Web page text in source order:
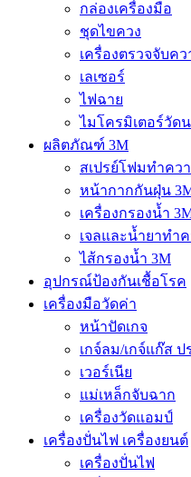
กล่องเครื่องมือ
ชุดไขควง
เครื่องตรวจจับค
เลเซอร์
ไฟฉาย
ไมโครมิเตอร์วัด
ผลิตภัณฑ์ 3M
สเปรย์โฟมทำคว
หน้ากากกันฝุ่น
เครื่องกรองน้ำ
เจลและน้ำยาทำ
ไส้กรองน้ำ 3M
อุปกรณ์ป้องกันเชื้อโรค
เครื่องมือวัดค่า
หน้าปัดเกจ
เกจ์ลม/เกจ์แก๊ส ป
เวอร์เนีย
แม่เหล็กจับฉาก
เครื่องวัดแอมป์
เครื่องปั่นไฟ เครื่องยนต์
เครื่องปั่นไฟ